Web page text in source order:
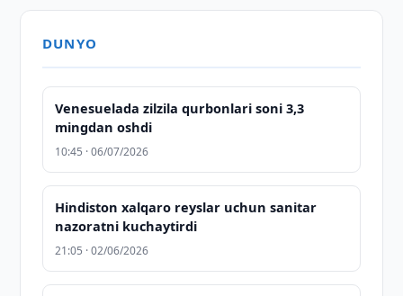
DUNYO
Venesuelada zilzila qurbonlari soni 3,3
mingdan oshdi
10:45 · 06/07/2026
Hindiston xalqaro reyslar uchun sanitar
nazoratni kuchaytirdi
21:05 · 02/06/2026